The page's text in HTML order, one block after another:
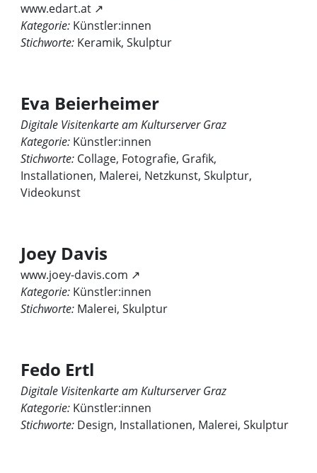
www.edart.at ↗
Kategorie: Künstler:innen
Stichworte: Keramik, Skulptur
Eva Beierheimer
Digitale Visitenkarte am Kulturserver Graz
Kategorie: Künstler:innen
Stichworte: Collage, Fotografie, Grafik,
Installationen, Malerei, Netzkunst, Skulptur,
Videokunst
Joey Davis
www.joey-davis.com ↗
Kategorie: Künstler:innen
Stichworte: Malerei, Skulptur
Fedo Ertl
Digitale Visitenkarte am Kulturserver Graz
Kategorie: Künstler:innen
Stichworte: Design, Installationen, Malerei, Skulptur